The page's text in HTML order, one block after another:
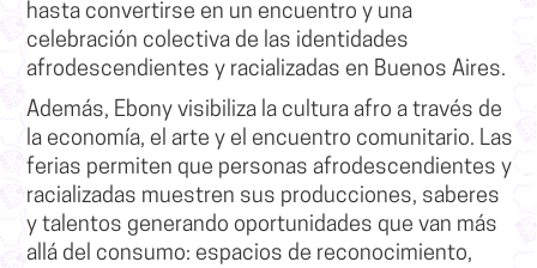
hasta convertirse en un encuentro y una
celebración colectiva de las identidades
afrodescendientes y racializadas en Buenos Aires.
Además, Ebony visibiliza la cultura afro a través de
la economía, el arte y el encuentro comunitario. Las
ferias permiten que personas afrodescendientes y
racializadas muestren sus producciones, saberes
y talentos generando oportunidades que van más
allá del consumo: espacios de reconocimiento,